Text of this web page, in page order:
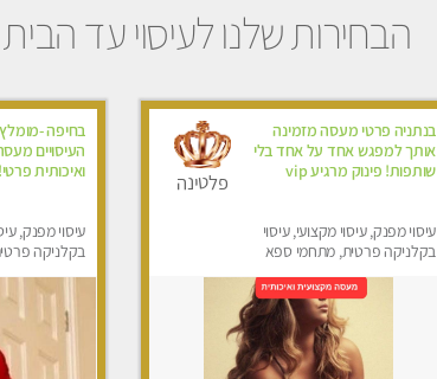
הבחירות שלנו לעיסוי עד הבית
בנתניה פרטי מעסה מזמינה
אותך למפגש אחד על אחד בלי
שותפות! פינוק מרגיע vip
עיסוי מפנק, עיסוי מקצועי, עיסוי
בקלניקה פרטית, מתחמי ספא
פלטינה
בחיפה -מומלץ
העיסויים
ואיכותית
עיסוי מפנק,
בקלניקה
הבית, עיסוי